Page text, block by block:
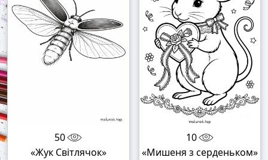
50
«Жук Світлячок»
10
«Мишеня з серденьком»